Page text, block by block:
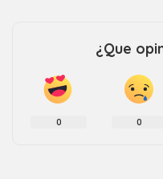
¿Que
0 0